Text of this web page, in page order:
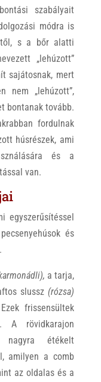
szabályait
módra is
s a bőr alatti
„lehúzott”
sajátosnak, mert
nem „lehúzott”,
bontanak tovább.
fordulnak
húsrészek, ami
és a
van.
egyszerűsítéssel
és
a tarja,
slussz (rózsa)
frissensültek
A rövidkarajon
étékelt
amilyen a comb
az oldalas és a